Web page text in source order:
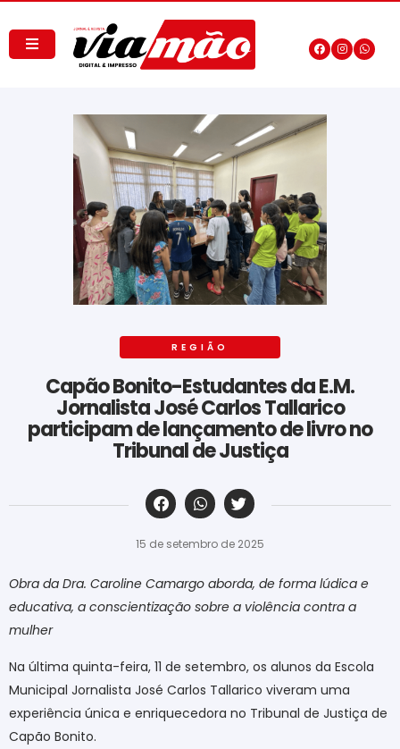
REGIÃO
Capão Bonito-Estudantes da E.M.
Jornalista José Carlos Tallarico
participam de lançamento de livro no
Tribunal de Justiça
‎ ‎ ‎ ‎ ‎ ‎ ‎ ‎ ‎ ‎ ‎ ‎ ‎ ‎ ‎ ‎ ‎ ‎ ‎ ‎ ‎ ‎ ‎ ‎ ‎ ‎ ‎ ‎ ‎ ‎ ‎
15 de setembro de 2025
Obra da Dra. Caroline Camargo aborda, de forma lúdica e
educativa, a conscientização sobre a violência contra a
mulher
Na última quinta-feira, 11 de setembro, os alunos da Escola
Municipal Jornalista José Carlos Tallarico viveram uma
experiência única e enriquecedora no Tribunal de Justiça de
Capão Bonito.